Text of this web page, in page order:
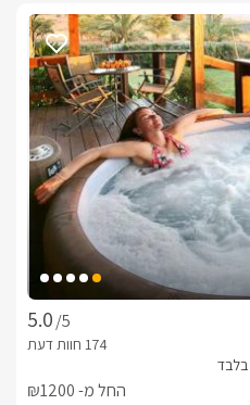
/5
החל מ- ₪1200